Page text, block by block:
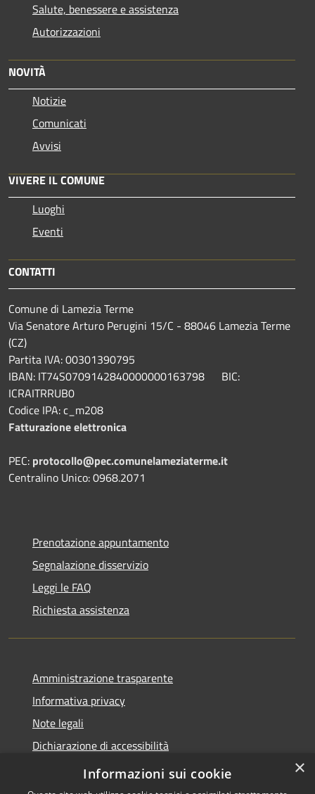
Salute, benessere e assistenza
Autorizzazioni
NOVITÀ
Notizie
Comunicati
Avvisi
VIVERE IL COMUNE
Luoghi
Eventi
CONTATTI
Comune di Lamezia Terme
Via Senatore Arturo Perugini 15/C - 88046 Lamezia Terme
(CZ)
Partita IVA: 00301390795
IBAN: IT74S0709142840000000163798 BIC:
ICRAITRRUB0
Codice IPA: c_m208
Fatturazione elettronica
PEC: protocollo@pec.comunelameziaterme.it
Centralino Unico: 0968.2071
Prenotazione appuntamento
Segnalazione disservizio
Leggi le FAQ
Richiesta assistenza
Amministrazione trasparente
Informativa privacy
Note legali
Dichiarazione di accessibilità
Feedback accessibilità
×
Informazioni sui cookie